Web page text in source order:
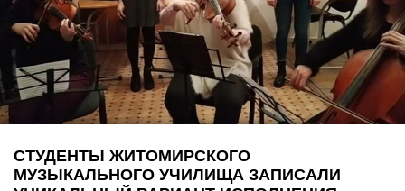
СТУДЕНТЫ ЖИТОМИРСКОГО
МУЗЫКАЛЬНОГО УЧИЛИЩА ЗАПИСАЛИ